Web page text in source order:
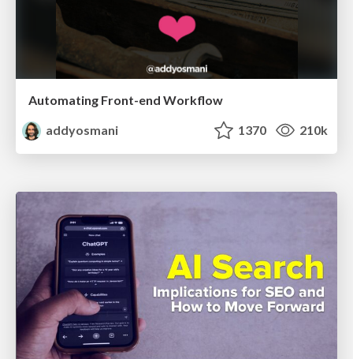
Automating Front-end Workflow
addyosmani
1370 210k